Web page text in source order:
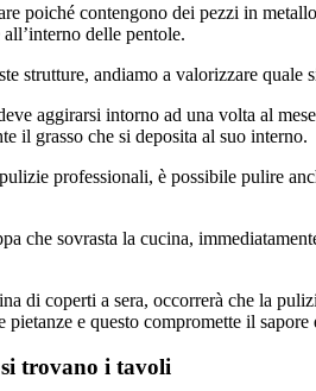
poiché contengono dei pezzi in
delle pentole.
strutture, andiamo a valorizzare
aggirarsi intorno ad una volta al
il grasso che si deposita al suo interno.
professionali, è possibile pulire
che sovrasta la cucina,
di coperti a sera, occorrerà che la
pietanze e questo compromette il
trovano i tavoli